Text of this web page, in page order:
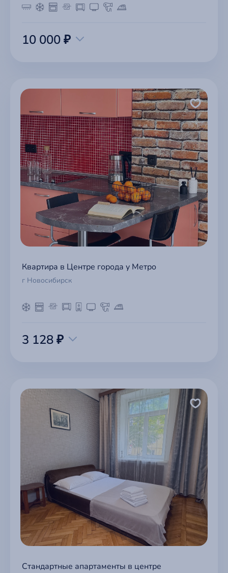
10 000 ₽
Квартира в Центре города у Метро
г Новосибирск
3 128 ₽
Стандартные апартаменты в центре